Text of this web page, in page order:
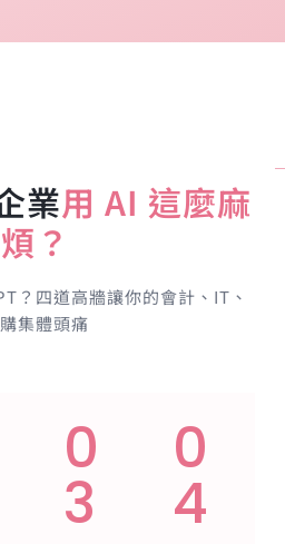
業用 AI 這麼麻
煩？
？四道高牆讓你的會計、IT、
集體頭痛
0
3
0
4